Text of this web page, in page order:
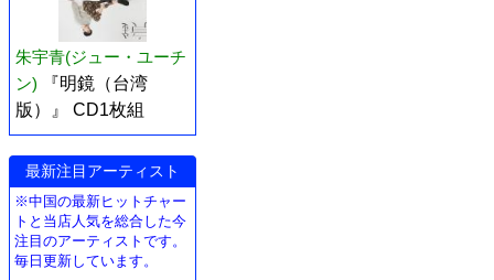
朱宇青(ジュー・ユーチ
ン)
『明鏡（台湾
版）』 CD1枚組
最新注目アーティスト
※中国の最新ヒットチャー
トと当店人気を総合した今
注目のアーティストです。
毎日更新しています。